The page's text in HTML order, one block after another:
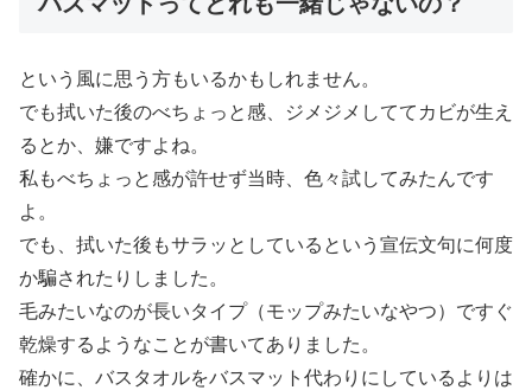
という風に思う方もいるかもしれません。
でも拭いた後のべちょっと感、ジメジメしててカビが生え
るとか、嫌ですよね。
私もべちょっと感が許せず当時、色々試してみたんです
よ。
でも、拭いた後もサラッとしているという宣伝文句に何度
か騙されたりしました。
毛みたいなのが長いタイプ（モップみたいなやつ）ですぐ
乾燥するようなことが書いてありました。
確かに、バスタオルをバスマット代わりにしているよりは